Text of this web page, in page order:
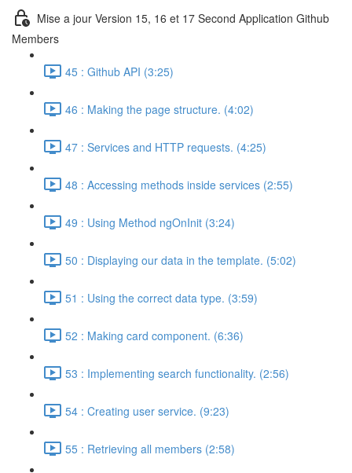
Mise a jour Version 15, 16 et 17 Second Application Github
Members
45 : Github API (3:25)
46 : Making the page structure. (4:02)
47 : Services and HTTP requests. (4:25)
48 : Accessing methods inside services (2:55)
49 : Using Method ngOnInit (3:24)
50 : Displaying our data in the template. (5:02)
51 : Using the correct data type. (3:59)
52 : Making card component. (6:36)
53 : Implementing search functionality. (2:56)
54 : Creating user service. (9:23)
55 : Retrieving all members (2:58)